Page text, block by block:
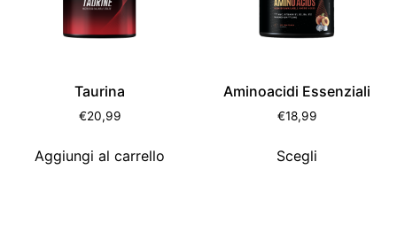
Taurina
€20,99
Aggiungi al carrello
Aminoacidi Essenziali
€18,99
Scegli